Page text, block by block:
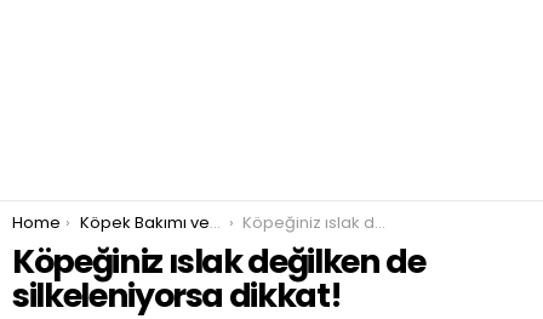
You are here:
Home Köpek Bakımı ve Beslenmesi Köpeğiniz ıslak değilken de silkeleniyorsa dikkat!
Köpeğiniz ıslak değilken de
silkeleniyorsa dikkat!